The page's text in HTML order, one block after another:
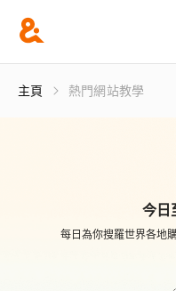
主頁 熱門網站教學
今日
每日為你搜羅世界各地